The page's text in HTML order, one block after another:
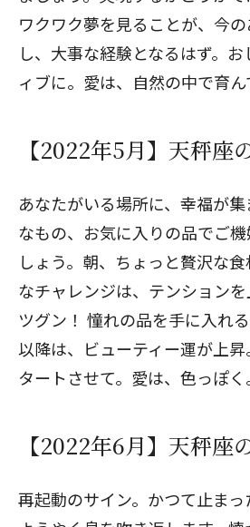
ワクワク夢を見ることが、今
し、大事な経験となるはず。
ィブに。愛は、自然の中で育ん
【2022年5月】天秤座
あなたがいる場所に、幸福が
なもの、お気に入りの品でご
しょう。朝、ちょっと贅沢な
なチャレンジは、テンション
ツグン！ 憧れの品を手に入れ
以降は、ビューティー運が上
タートさせて。愛は、色っぽく
【2022年6月】天秤座
再起動のサイン。かつて止ま